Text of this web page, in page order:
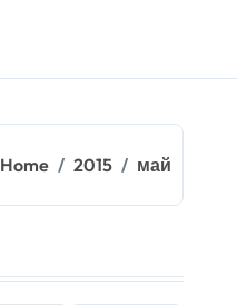
Home 2015 май